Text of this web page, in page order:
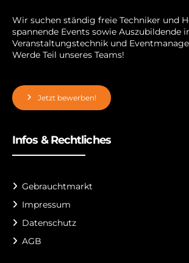
Wir suchen ständig freie Techniker und
spannende Events sowie Auszubildende
Veranstaltungstechnik und
Werde Teil unseres Teams!
Jetzt bewerben!
Infos & Rechtliches
Gebrauchtmarkt
Impressum
Datenschutz
AGB